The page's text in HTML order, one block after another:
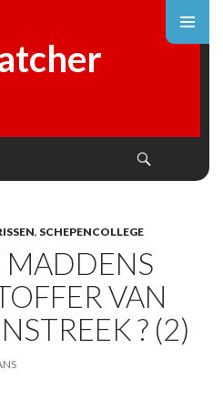
, SCHEPENCOLLEGE
MADDENS
VAN
? (2)